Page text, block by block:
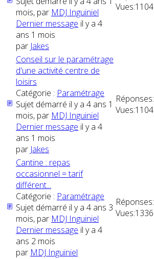
mois, par MDJ Inguiniel
Dernier message il y a 4
ans 1 mois
par Jakes
Vues:1104
Conseil sur le paramétrage
d'une activité centre de
loisirs
Catégorie : Paramétrage
Sujet démarré il y a 4 ans 1
mois, par MDJ Inguiniel
Dernier message il y a 4
ans 1 mois
par Jakes
Réponses:
Vues:1104
Cantine : repas
occasionnel = tarif
différent...
Catégorie : Paramétrage
Sujet démarré il y a 4 ans 3
mois, par MDJ Inguiniel
Dernier message il y a 4
ans 2 mois
par MDJ Inguiniel
Réponses:
Vues:1336